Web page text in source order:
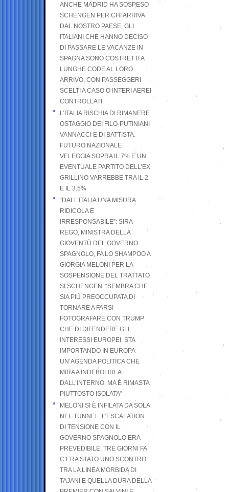
ANCHE MADRID HA SOSPESO
SCHENGEN PER CHI ARRIVA
DAL NOSTRO PAESE, GLI
ITALIANI CHE HANNO DECISO
DI PASSARE LE VACANZE IN
SPAGNA SONO COSTRETTI A
LUNGHE CODE AL LORO
ARRIVO, CON PASSEGGERI
SCELTI A CASO O INTERI AEREI
CONTROLLATI
L’ITALIA RISCHIA DI RIMANERE
OSTAGGIO DEI FILO-PUTINIANI
VANNACCI E DI BATTISTA.
FUTURO NAZIONALE
VELEGGIA SOPRA IL 7% E UN
EVENTUALE PARTITO DELL’EX
GRILLINO VARREBBE TRA IL 2
E IL 3.5%
“DALL’ITALIA UNA MISURA
RIDICOLA E
IRRESPONSABILE”: SIRA
REGO, MINISTRA DELLA
GIOVENTÙ DEL GOVERNO
SPAGNOLO, FA LO SHAMPOO A
GIORGIA MELONI PER LA
SOSPENSIONE DEL TRATTATO
SI SCHENGEN: “SEMBRA CHE
SIA PIÙ PREOCCUPATA DI
TORNARE A FARSI
FOTOGRAFARE CON TRUMP
CHE DI DIFENDERE GLI
INTERESSI EUROPEI. STA
IMPORTANDO IN EUROPA
UN’AGENDA POLITICA CHE
MIRA A INDEBOLIRLA
DALL’INTERNO. MA È RIMASTA
PIUTTOSTO ISOLATA”
MELONI SI È INFILATA DA SOLA
NEL TUNNEL. L’ESCALATION
DI TENSIONE CON IL
GOVERNO SPAGNOLO ERA
PREVEDIBILE: TRE GIORNI FA
C’ERA STATO UNO SCONTRO
TRA LA LINEA MORBIDA DI
TAJANI E QUELLA DURA DELLA